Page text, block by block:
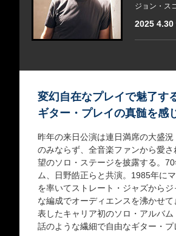
ジョン・ス
2025
変幻自在なプレイで魅了す
ギター・プレイの真髄を感
昨年の来日公演は連日満席の大盛
のみならず、全音楽ファンから愛
望のソロ・ステージを披露する。
ム、日野皓正らと共演。1985年に
を率いてストレート・ジャズから
な編成でオーディエンスを沸かせ
表したキャリア初のソロ・アルバ
話のような繊細で自由なギター・